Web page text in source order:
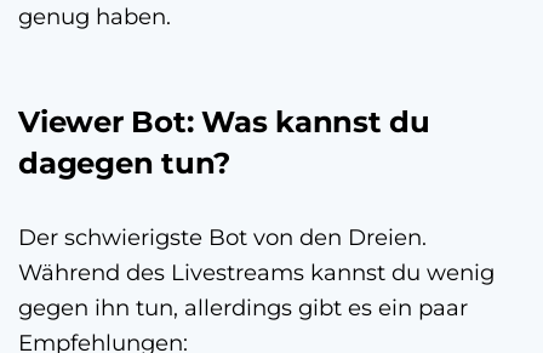
genug haben.
Viewer Bot: Was kannst du
dagegen tun?
Der schwierigste Bot von den Dreien.
Während des Livestreams kannst du wenig
gegen ihn tun, allerdings gibt es ein paar
Empfehlungen: